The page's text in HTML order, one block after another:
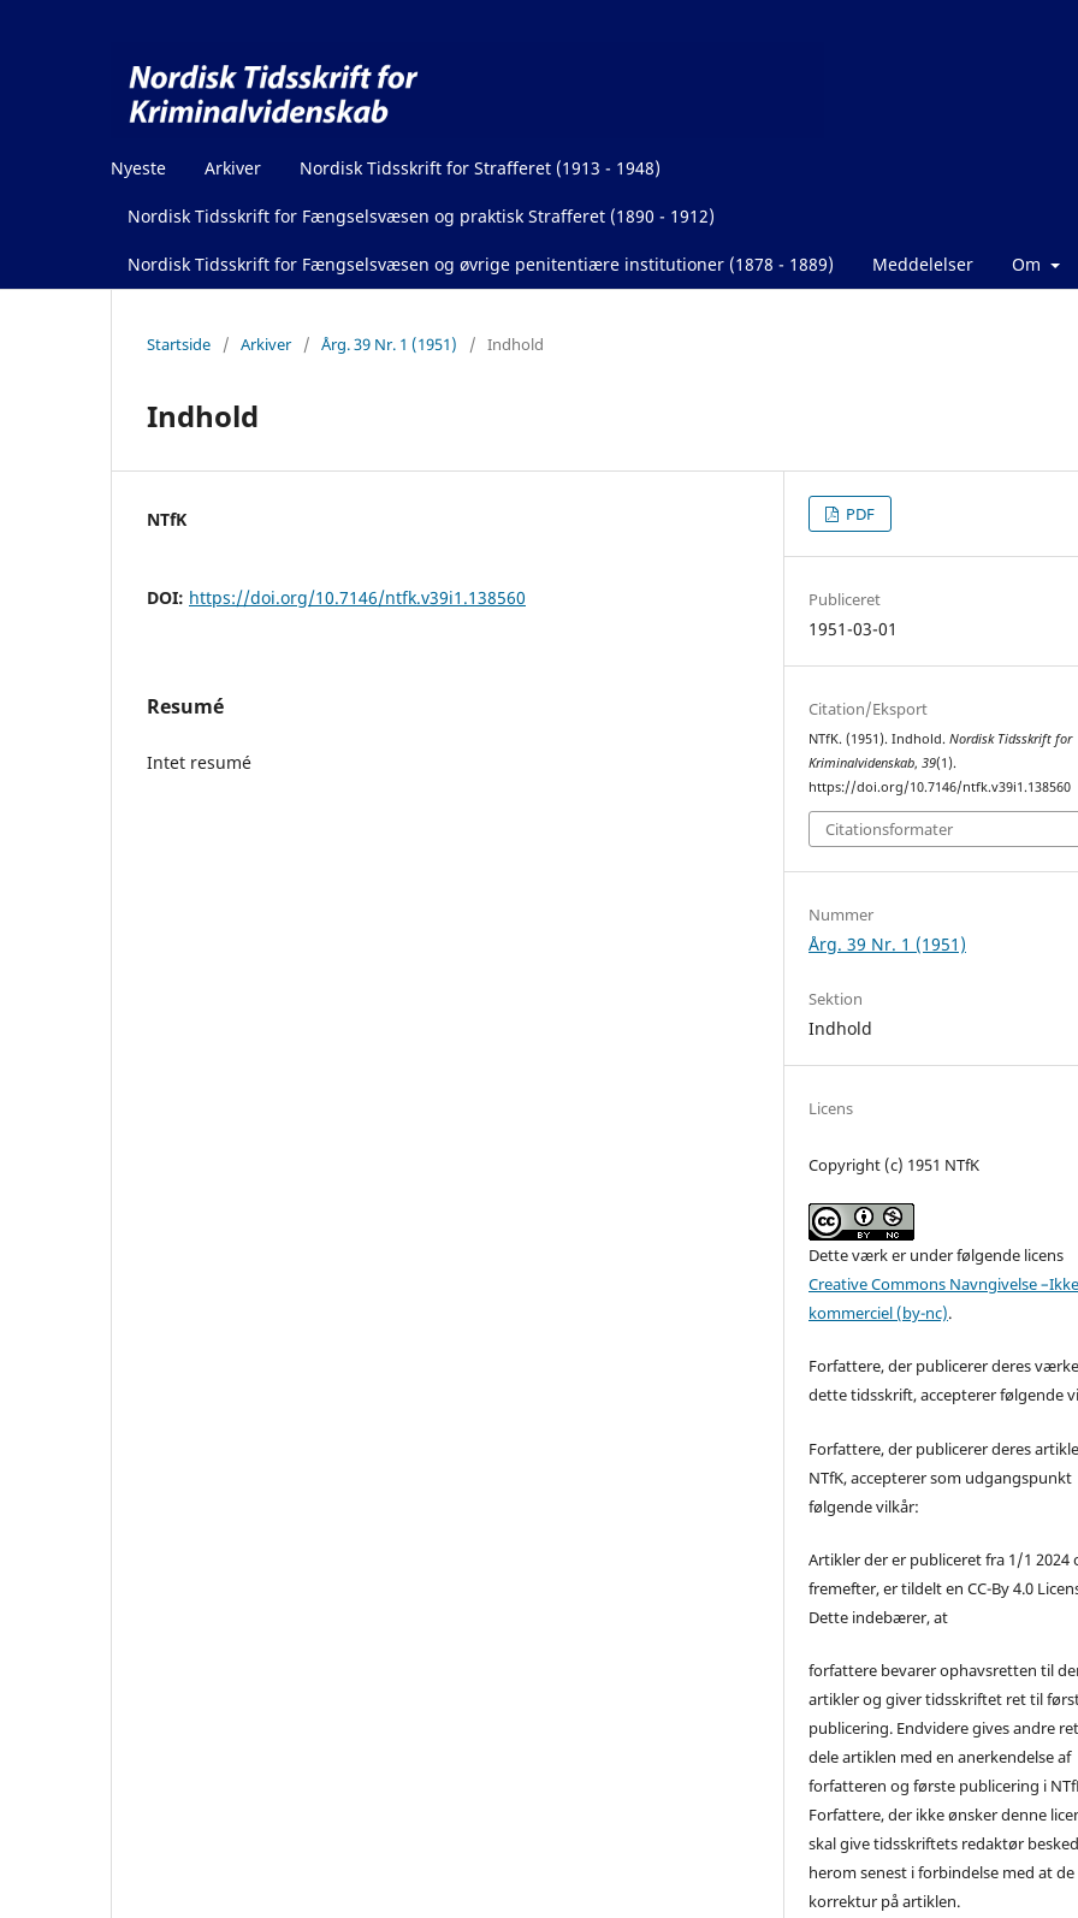
Nyeste Arkiver Nordisk Tidsskrift for Strafferet (1913 - 1948)
Nordisk Tidsskrift for Fængselsvæsen og praktisk Strafferet (1890 - 1912)
Nordisk Tidsskrift for Fængselsvæsen og øvrige penitentiære institutioner (1878 - 1889) Meddelelser Om
Startside / Arkiver / Årg. 39 Nr. 1 (1951) / Indhold
Indhold
NTfK
DOI: https://doi.org/10.7146/ntfk.v39i1.138560
Resumé
Intet resumé
PDF
Publiceret
1951-03-01
Citation/Eksport
NTfK. (1951). Indhold.Nordisk Tidsskrift for
Kriminalvidenskab,39(1).
https://doi.org/10.7146/ntfk.v39i1.138560
Citationsformater
Nummer
Årg. 39 Nr. 1 (1951)
Sektion
Indhold
Licens
Copyright (c) 1951 NTfK
Dette værk er under følgende licens
Creative Commons Navngivelse
kommerciel (by-nc).
Forfattere, der publicerer deres
dette tidsskrift, accepterer følgende
Forfattere, der publicerer deres
NTfK, accepterer som udgangspunkt
følgende vilkår:
Artikler der er publiceret fra 1/1 2024
fremefter, er tildelt en CC-By 4.0
Dette indebærer, at
forfattere bevarer ophavsretten til
artikler og giver tidsskriftet ret til
publicering. Endvidere gives andre
dele artiklen med en anerkendelse af
forfatteren og første publicering i
Forfattere, der ikke ønsker denne
skal give tidsskriftets redaktør besked
herom senest i forbindelse med at
korrektur på artiklen.